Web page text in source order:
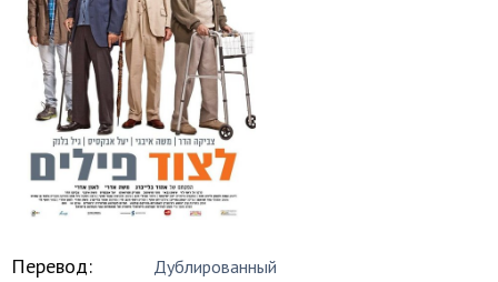
Перевод: Дублированный